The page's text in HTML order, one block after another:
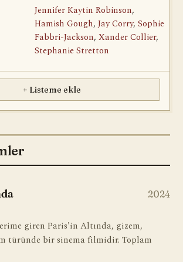
Jennifer Kaytin Robinson,
Hamish Gough,Jay Corry, Sophie
Fabbri-Jackson, Xander Collier,
Stephanie Stretton
+ Listeme ekle
2024
giren Paris'in Altında, gizem,
türünde bir sinema filmidir. Toplam